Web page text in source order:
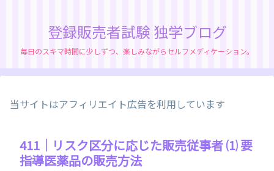
登録販売者試験 独学ブログ
毎日のスキマ時間に少しずつ、楽しみながらセルフメディケーション。
当サイトはアフィリエイト広告を利用しています
411｜リスク区分に応じた販売従事者 ⑴ 要
指導医薬品の販売方法